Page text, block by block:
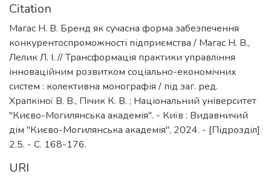
Citation
Магас Н. В. Бренд як сучасна форма забезпечення
конкурентоспроможності підприємства / Магас Н. В.,
Лелик Л. І. // Трансформація практики управління
інноваційним розвитком соціально-економічних
систем : колективна монографія / під заг. ред.
Храпкіної В. В., Пічик К. В. ; Національний університет
"Києво-Могилянська академія". - Київ : Видавничий
дім "Києво-Могилянська академія", 2024. - [Підрозділ]
2.5. - C. 168-176.
URI